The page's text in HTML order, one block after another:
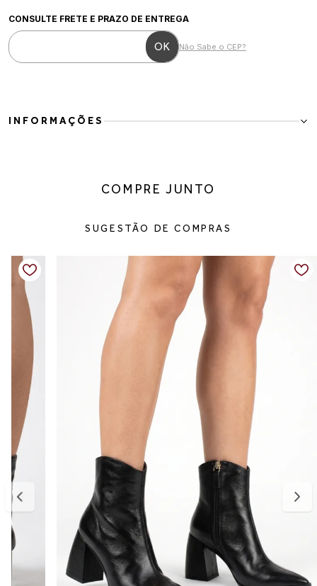
CONSULTE FRETE E PRAZO DE ENTREGA
Não Sabe o CEP?
INFORMAÇÕES
conforto, praticidade e elegância no dia a dia. Com design moderno
e ocasiões, sendo uma peça versátil para compor looks de inverno
elegante, toque macio e excelente durabilidade. O detalhe da tira
com aplicação metálica adiciona charme e sofisticação ao visual,
deixando o modelo ainda mais refinado.
O salto baixo bloco de aproximadamente 4 cm garante estabilidade
e conforto prolongado, enquanto o fechamento em zíper interno
facilita o calce e traz mais praticidade para a rotina.
Detalhes do produto:
Material externo: Couro
Material interno: Forro macio e confortável
Solado: Borracha antiderrapante
Altura do cano: aproximadamente 13 cm
Altura do salto: aproximadamente 4 cm
Tipo de salto: Bloco baixo
Fechamento: Zíper interno
Bico: Levemente fino arredondado
Cor: Preta
Indicamos medir o comprimento do pé para escolher o tamanho
ideal. Considere aproximadamente 0,5 cm de folga para maior
conforto no uso diário. Caso esteja entre duas numerações,
recomendamos optar pelo número maior. A primeira troca é grátis.
COMPRE JUNTO
SUGESTÃO DE COMPRAS